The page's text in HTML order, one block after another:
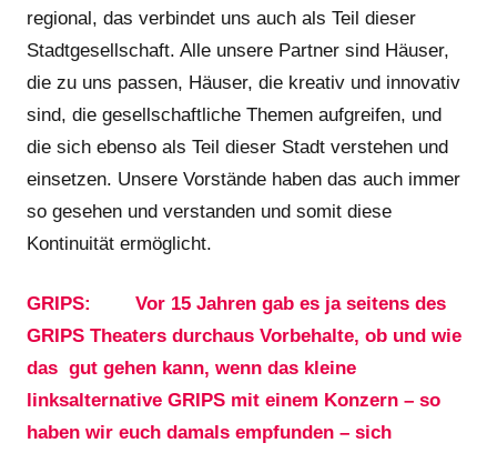
regional, das verbindet uns auch als Teil dieser
Stadtgesellschaft. Alle unsere Partner sind Häuser,
die zu uns passen, Häuser, die kreativ und innovativ
sind, die gesellschaftliche Themen aufgreifen, und
die sich ebenso als Teil dieser Stadt verstehen und
einsetzen. Unsere Vorstände haben das auch immer
so gesehen und verstanden und somit diese
Kontinuität ermöglicht.
GRIPS: Vor 15 Jahren gab es ja seitens des
GRIPS Theaters durchaus Vorbehalte, ob und wie
das gut gehen kann, wenn das kleine
linksalternative GRIPS mit einem Konzern – so
haben wir euch damals empfunden – sich